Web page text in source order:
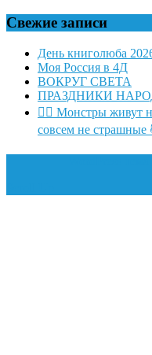
Свежие записи
День книголюба
Моя Россия в 4Д
ВОКРУГ СВЕТА
ПРАЗДНИКИ
🧛‍♂ Монстры живут
совсем не страшные